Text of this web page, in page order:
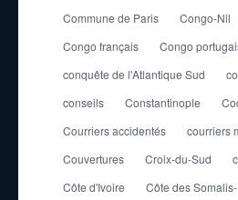
Commune de Paris
Congo-Nil
Congo français
Congo
conquête de l'Atlantique Sud
conseils
Constantinople
Courriers accidentés
courriers
Couvertures
Croix-du-Sud
Côte d'Ivoire
Côte des